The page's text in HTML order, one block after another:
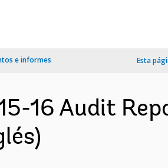
e informes Esta
16 Audit